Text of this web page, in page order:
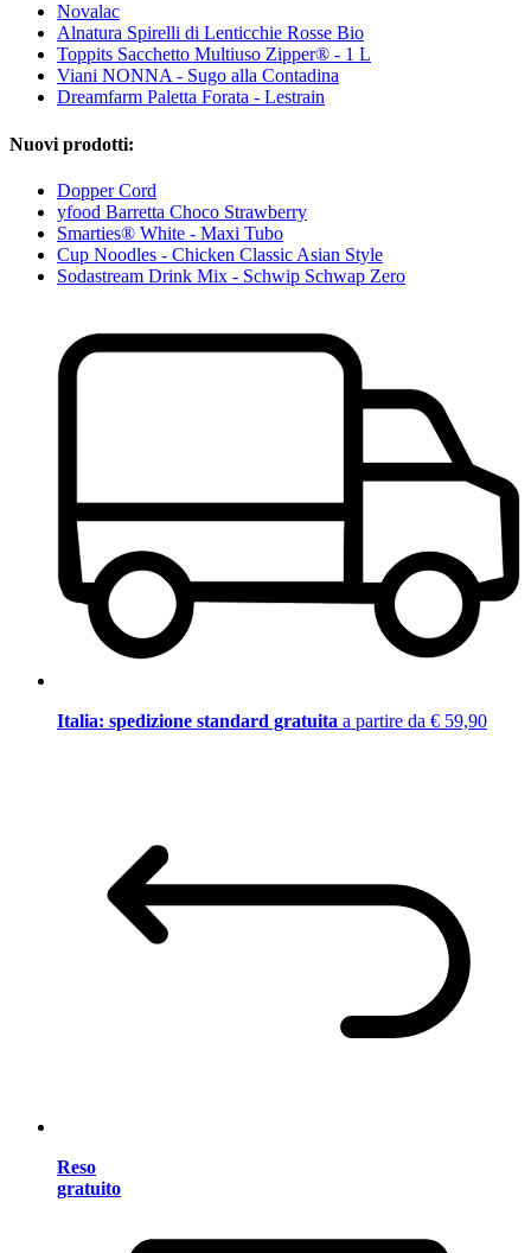
Novalac
Alnatura Spirelli di Lenticchie Rosse Bio
Toppits Sacchetto Multiuso Zipper® - 1 L
Viani NONNA - Sugo alla Contadina
Dreamfarm Paletta Forata - Lestrain
Nuovi prodotti:
Dopper Cord
yfood Barretta Choco Strawberry
Smarties® White - Maxi Tubo
Cup Noodles - Chicken Classic Asian Style
Sodastream Drink Mix - Schwip Schwap Zero
Italia: spedizione standard gratuita a partire da € 59,90
Reso
gratuito